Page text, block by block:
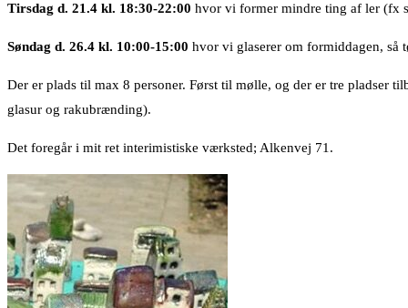
Tirsdag d. 21.4 kl. 18:30-22:00 hvor vi former mindre ting af ler (fx
Søndag d. 26.4 kl. 10:00-15:00 hvor vi glaserer om formiddagen, så
Der er plads til max 8 personer. Først til mølle, og der er tre pladser
glasur og rakubrænding).
Det foregår i mit ret interimistiske værksted; Alkenvej 71.